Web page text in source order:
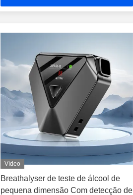
Vídeo
Breathalyser de teste de álcool de
pequena dimensão Com detecção de